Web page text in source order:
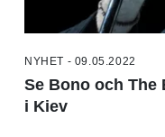
NYHET - 09.05.2022
Se Bono och The
i Kiev